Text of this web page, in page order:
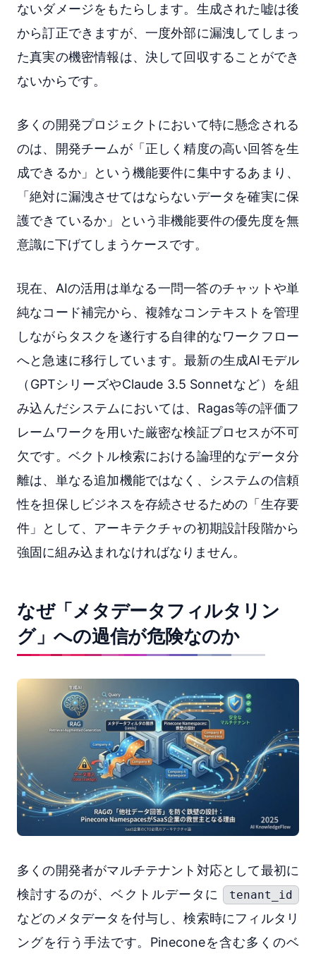
ないダメージをもたらします。生成された嘘は後
から訂正できますが、一度外部に漏洩してしまっ
た真実の機密情報は、決して回収することができ
ないからです。
多くの開発プロジェクトにおいて特に懸念される
のは、開発チームが「正しく精度の高い回答を生
成できるか」という機能要件に集中するあまり、
「絶対に漏洩させてはならないデータを確実に保
護できているか」という非機能要件の優先度を無
意識に下げてしまうケースです。
現在、AIの活用は単なる一問一答のチャットや単
純なコード補完から、複雑なコンテキストを管理
しながらタスクを遂行する自律的なワークフロー
へと急速に移行しています。最新の生成AIモデル
（GPTシリーズやClaude 3.5 Sonnetなど）を組
み込んだシステムにおいては、Ragas等の評価フ
レームワークを用いた厳密な検証プロセスが不可
欠です。ベクトル検索における論理的なデータ分
離は、単なる追加機能ではなく、システムの信頼
性を担保しビジネスを存続させるための「生存要
件」として、アーキテクチャの初期設計段階から
強固に組み込まれなければなりません。
なぜ「メタデータフィルタリン
グ」への過信が危険なのか
多くの開発者がマルチテナント対応として最初に
検討するのが、ベクトルデータに
tenant_id
などのメタデータを付与し、検索時にフィルタリ
ングを行う手法です。Pineconeを含む多くのベ